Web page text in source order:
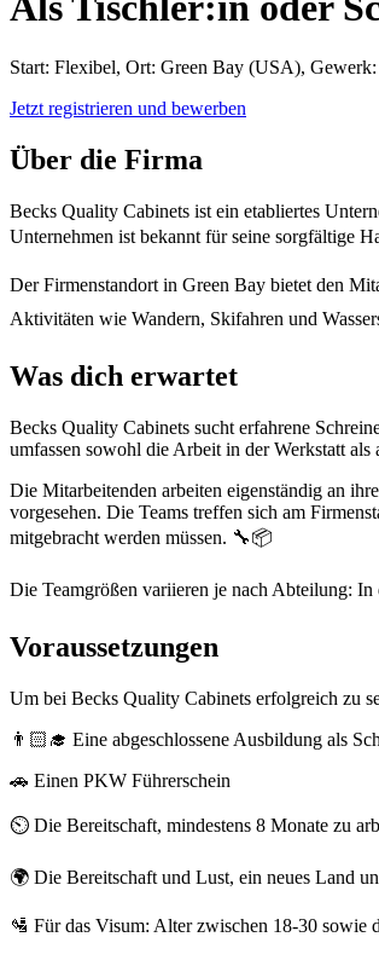
Start: Flexibel, Ort: Green Bay (USA),
Jetzt registrieren und bewerben
Über die Firma
Becks Quality Cabinets ist ein etabliertes
Unternehmen ist bekannt für seine sorgfältige
Der Firmenstandort in Green Bay bietet den
Aktivitäten wie Wandern, Skifahren und
Was dich erwartet
Becks Quality Cabinets sucht erfahrene
umfassen sowohl die Arbeit in der Werkstatt
Die Mitarbeitenden arbeiten eigenständig an
vorgesehen. Die Teams treffen sich am
mitgebracht werden müssen. 🔧📦
Die Teamgrößen variieren je nach Abteilung:
Voraussetzungen
Um bei Becks Quality Cabinets erfolgreich zu
👨🏻‍🎓 Eine abgeschlossene Ausbildung als
🚗 Einen PKW Führerschein
⏲️ Die Bereitschaft, mindestens 8 Monate zu
🌍 Die Bereitschaft und Lust, ein neues Land
🛂 Für das Visum: Alter zwischen 18-30 sowie